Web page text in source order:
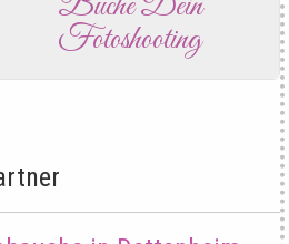
Fotoshooting